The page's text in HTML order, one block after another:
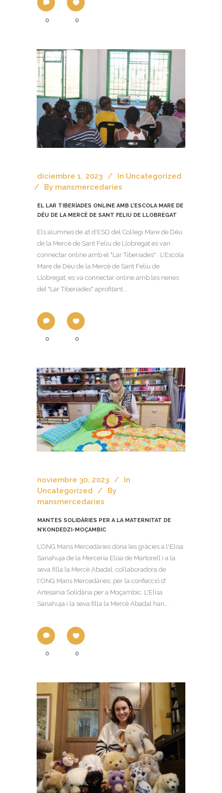
0 0
diciembre 1, 2023 In Uncategorized
By mansmercedaries
EL LAR TIBERÍADES ONLINE AMB L’ESCOLA MARE DE
DÉU DE LA MERCÈ DE SANT FELIU DE LLOBREGAT
Els alumnes de 4t d'ESO del Col·legi Mare de Déu
de la Mercè de Sant Feliu de Llobregat es van
connectar online amb el "Lar Tiberíades" . L'Escola
Mare de Déu de la Mercè de Sant Feliu de
Llobregat, es va connectar online amb les nenes
del "Lar Tiberíades" aprofitant...
0 0
noviembre 30, 2023
In
Uncategorized
By
mansmercedaries
MANTES SOLIDÀRIES PER A LA MATERNITAT DE
N’KONDEDZI-MOÇAMBIC
L’ONG Mans Mercedàries dóna les gràcies a l'Elisa
Sanahuja de la Merceria Elisa de Martorell i a la
seva filla la Mercè Abadal, col·laboradora de
l'ONG Mans Mercedàries; per la confecció d'
Artesania Solidària per a Moçambic. L'Elisa
Sanahuja i la seva filla la Mercè Abadal han...
0 0